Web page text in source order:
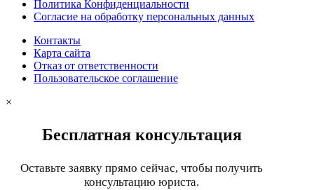
Политика Конфиденциальности
Согласие на обработку персональных данных
Контакты
Карта сайта
Отказ от ответственности
Пользовательское соглашение
×
Бесплатная консультация
Оставьте заявку прямо сейчас, чтобы получить
консультацию юриста.